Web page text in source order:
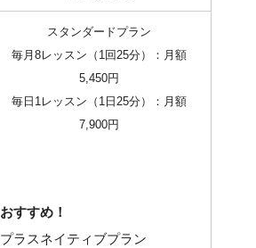
スタンダードプラン
毎月8レッスン（1回25分）：月額
5,450円
毎日1レッスン（1日25分）：月額
7,900円
おすすめ！
プラスネイティブプラン